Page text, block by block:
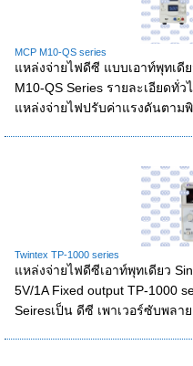
MCP M10-QS series
แหล่งจ่ายไฟดีซี แบบเอาท์พุทเดี
M10-QS Series รายละเอียดทั่
แหล่งจ่ายไฟปรับค่าแรงดันตาม
Twintex TP-1000 series
แหล่งจ่ายไฟดีซีเอาท์พุทเดียว
5V/1A Fixed output TP-1000
Seiresเป็น ดีซี เพาเวอร์ซับพลา